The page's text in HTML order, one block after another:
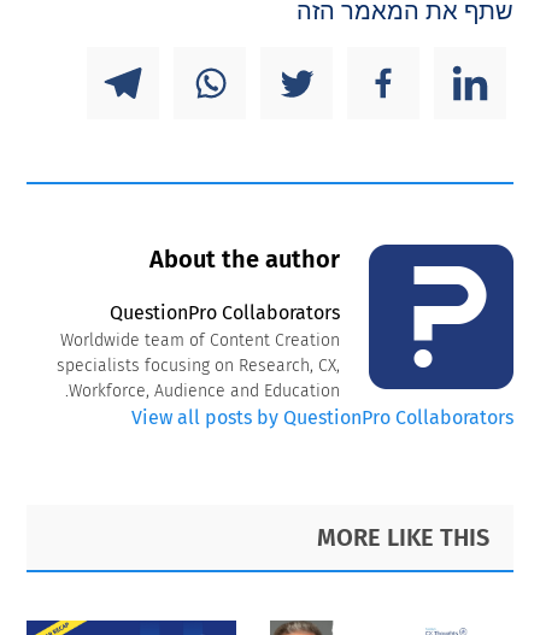
שתף את המאמר הזה
About the author
QuestionPro Collaborators
Worldwide team of Content Creation
specialists focusing on Research, CX,
Workforce, Audience and Education.
View all posts by QuestionPro Collaborators
Primary
Sidebar
Footer
MORE LIKE THIS